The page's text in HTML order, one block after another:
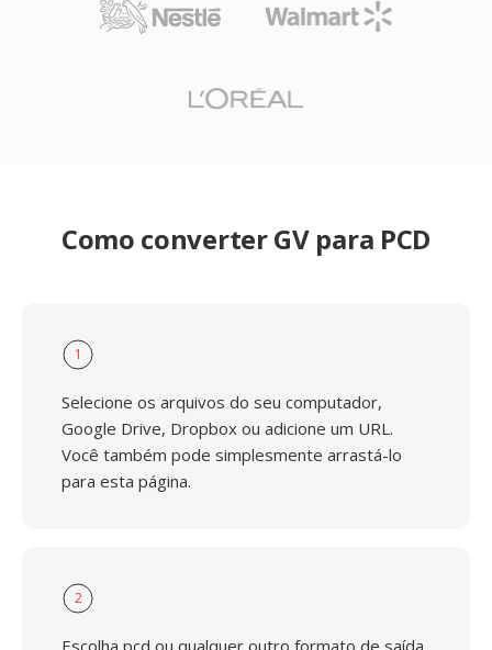
Como converter GV para PCD
1
Selecione os arquivos do seu computador,
Google Drive, Dropbox ou adicione um URL.
Você também pode simplesmente arrastá-lo
para esta página.
2
Escolha pcd ou qualquer outro formato de saída